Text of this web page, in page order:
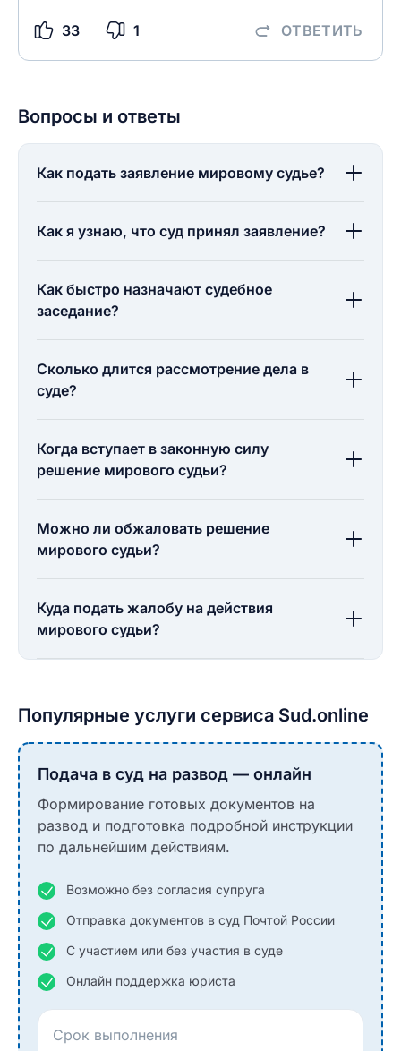
33 1 ОТВЕТИТЬ
Вопросы и ответы
Как подать заявление мировому судье?
Как я узнаю, что суд принял заявление?
Как быстро назначают судебное
заседание?
Сколько длится рассмотрение дела в
суде?
Когда вступает в законную силу
решение мирового судьи?
Можно ли обжаловать решение
мирового судьи?
Куда подать жалобу на действия
мирового судьи?
Популярные услуги сервиса Sud.online
Подача в суд на развод — онлайн
Формирование готовых документов на
развод и подготовка подробной инструкции
по дальнейшим действиям.
Возможно без согласия супруга
Отправка документов в суд Почтой России
С участием или без участия в суде
Онлайн поддержка юриста
Срок выполнения